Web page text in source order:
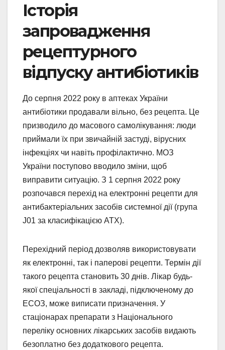
Історія
запровадження
рецептурного
відпуску антибіотиків
До серпня 2022 року в аптеках України
антибіотики продавали вільно, без рецепта. Це
призводило до масового самолікування: люди
приймали їх при звичайній застуді, вірусних
інфекціях чи навіть профілактично. МОЗ
України поступово вводило зміни, щоб
виправити ситуацію. З 1 серпня 2022 року
розпочався перехід на електронні рецепти для
антибактеріальних засобів системної дії (група
J01 за класифікацією АТХ).
Перехідний період дозволяв використовувати
як електронні, так і паперові рецепти. Термін дії
такого рецепта становить 30 днів. Лікар будь-
якої спеціальності в закладі, підключеному до
ЕСОЗ, може виписати призначення. У
стаціонарах препарати з Національного
переліку основних лікарських засобів видають
безоплатно без додаткового рецепта.